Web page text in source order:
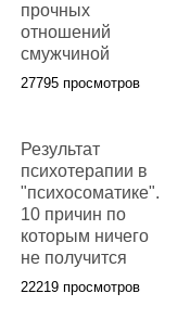
прочных
отношений
смужчиной
27795 просмотров
Результат
психотерапии в
"психосоматике".
10 причин по
которым ничего
не получится
22219 просмотров